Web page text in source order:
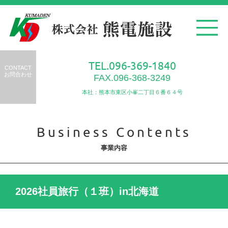
CONTACT
お問合わせ
TEL.096-369-1840
FAX.096-368-3249
本社：熊本市東区小峯二丁目６番６４号
Business Contents
事業内容
2026社員旅行（１班）in北海道